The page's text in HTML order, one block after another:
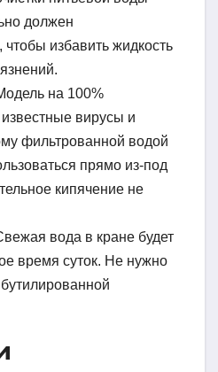
должен
чтобы избавить жидкость
на 100%
вирусы и
фильтрованной водой
прямо из-под
кипячение не
вода в кране будет
время суток. Не нужно